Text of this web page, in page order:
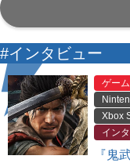
#インタビュー
ゲーム
Xbox
イン
『鬼